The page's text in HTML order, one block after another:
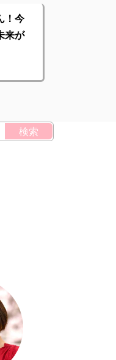
！今
来が